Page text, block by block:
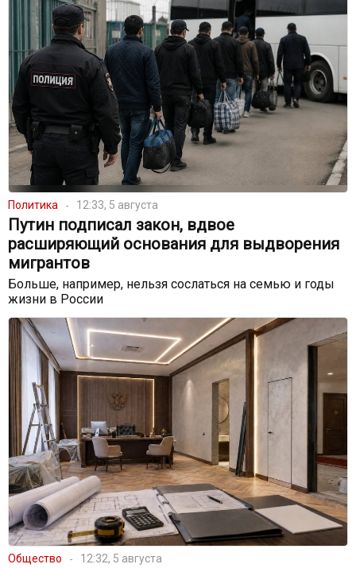
Политика 12:33, 5 августа
Путин подписал закон, вдвое
расширяющий основания для выдворения
мигрантов
Больше, например, нельзя сослаться на семью и годы
жизни в России
Общество 12:32, 5 августа